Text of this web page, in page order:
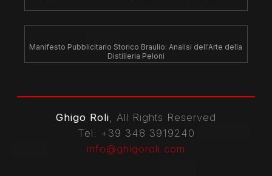
Manifesto Pubblicitario Storico Braulio: Analisi dell'Arte della
Distilleria Peloni
Ghigo Roli, All Rights Reserved
Tel : +39 348 3919240
info@ghigoroli.com